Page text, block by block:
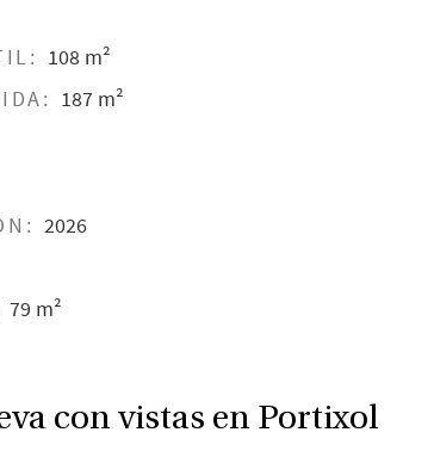
108 m²
187 m²
2026
79 m²
con vistas en Portixol